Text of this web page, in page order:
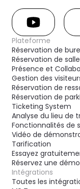
Plateforme
Réservation de
Réservation de
Présence et
Gestion des
Réservation de
Réservation de
Ticketing System
Analyse du lieu de
Fonctionnalités de
Vidéo de
Tarification
Essayez
Réservez une démo
Intégrations
Toutes les